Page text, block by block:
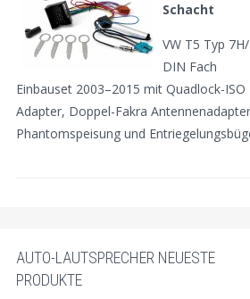
Schacht
VW T5 Typ 7H/
DIN Fach
Einbauset 2003–2015 mit Quadlock-ISO
Adapter, Doppel-Fakra
Phantomspeisung und
AUTO-LAUTSPRECHER NEUESTE
PRODUKTE